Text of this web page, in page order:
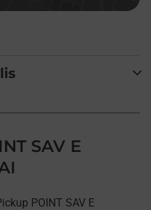
SAV E
POINT SAV E